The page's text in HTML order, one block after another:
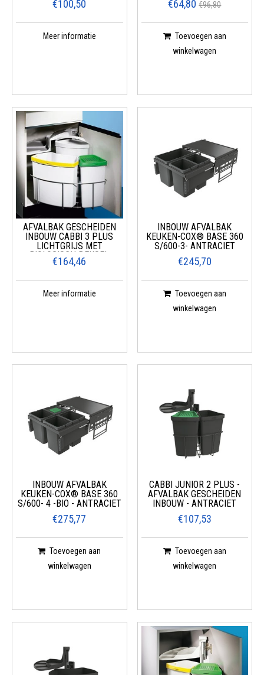
€100,50
Meer informatie
€64,80 €96,80
Toevoegen aan
winkelwagen
AFVALBAK GESCHEIDEN
INBOUW CABBI 3 PLUS
LICHTGRIJS MET
BIOLOGISCH DEKSEL
€164,46
Meer informatie
INBOUW AFVALBAK
KEUKEN-COX® BASE 360
S/600-3- ANTRACIET
€245,70
Toevoegen aan
winkelwagen
INBOUW AFVALBAK
KEUKEN-COX® BASE 360
S/600- 4 -BIO - ANTRACIET
€275,77
Toevoegen aan
winkelwagen
CABBI JUNIOR 2 PLUS -
AFVALBAK GESCHEIDEN
INBOUW - ANTRACIET
€107,53
Toevoegen aan
winkelwagen